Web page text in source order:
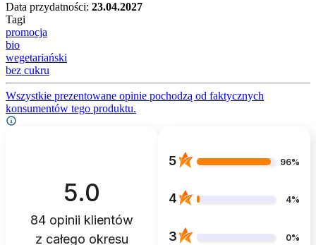
Data przydatności: 23.04.2027
Tagi
promocja
bio
wegetariański
bez cukru
Wszystkie prezentowane opinie pochodzą od faktycznych
konsumentów tego produktu.
5.0
84 opinii klientów
z całego okresu
5 96%
4 4%
3 0%